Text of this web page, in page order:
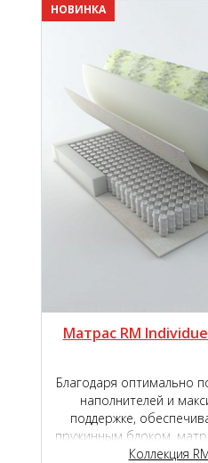
НОВИНКА
Матрас RM
Благодаря оптимально
наполнителей и
поддержке,
пружинным блоком,
подарит наивысший
Коллекция